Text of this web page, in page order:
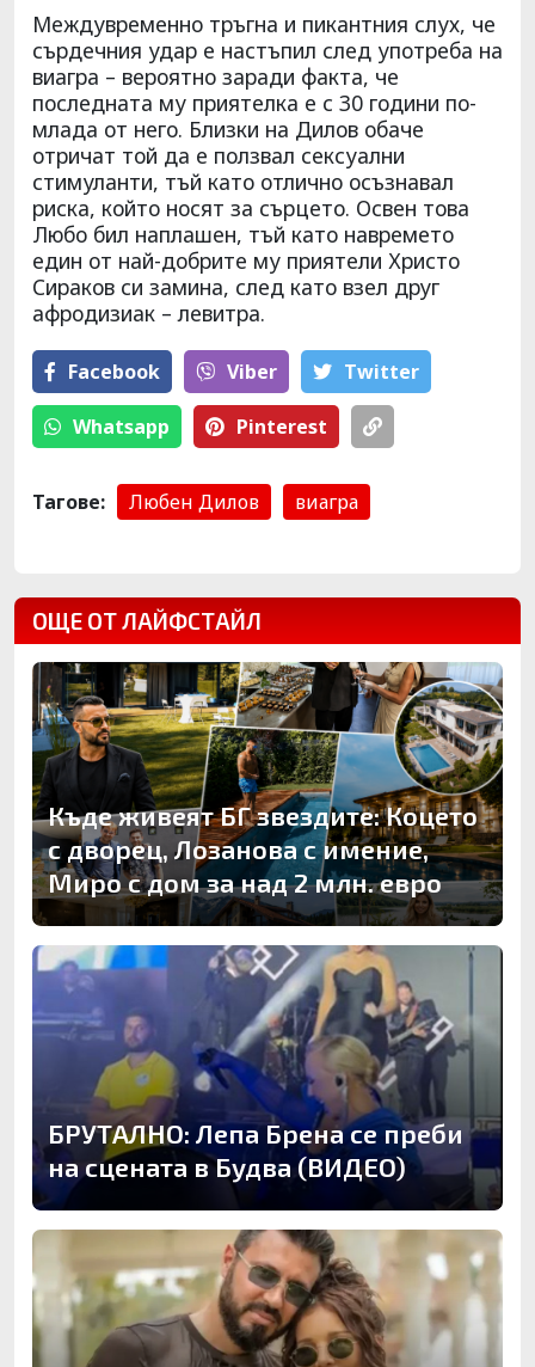
Междувременно тръгна и пикантния слух, че
сърдечния удар е настъпил след употреба на
виагра – вероятно заради факта, че
последната му приятелка е с 30 години по-
млада от него. Близки на Дилов обаче
отричат той да е ползвал сексуални
стимуланти, тъй като отлично осъзнавал
риска, който носят за сърцето. Освен това
Любо бил наплашен, тъй като навремето
един от най-добрите му приятели Христо
Сираков си замина, след като взел друг
афродизиак – левитра.
Facebook Viber Тwitter
Whatsapp Pinterest
Тагове: Любен Дилов виагра
ОЩЕ ОТ ЛАЙФСТАЙЛ
Къде живеят БГ звездите: Коцето
с дворец, Лозанова с имение,
Миро с дом за над 2 млн. евро
БРУТАЛНО: Лепа Брена се преби
на сцената в Будва (ВИДЕО)